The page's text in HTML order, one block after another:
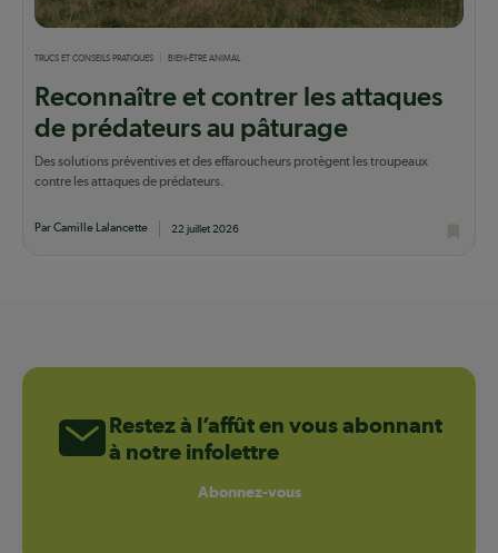
TRUCS ET CONSEILS PRATIQUES BIEN-ÊTRE ANIMAL
Reconnaître et contrer les attaques
de prédateurs au pâturage
Des solutions préventives et des effaroucheurs protègent les troupeaux
contre les attaques de prédateurs.
Par Camille Lalancette 22 juillet 2026
Restez à l’affût en vous abonnant
à notre infolettre
Abonnez-vous